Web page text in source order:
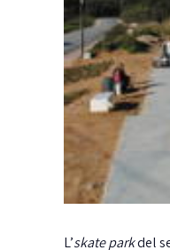
L’skate parkdel